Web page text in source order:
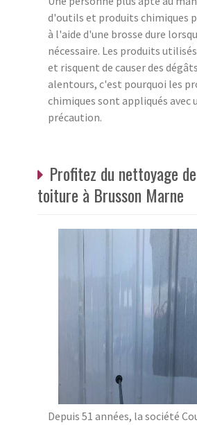
d'outils et produits chimiques
à l'aide d'une brosse dure
nécessaire. Les produits
et risquent de causer des
alentours, c'est pourquoi les
chimiques sont appliqués avec
précaution.
Profitez du nettoyage
toiture à Brusson Marne
Depuis 51 années, la société